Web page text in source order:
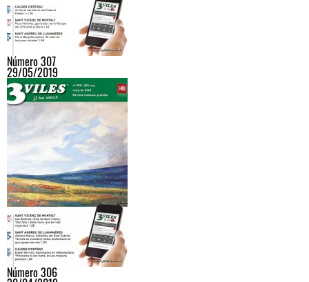
Número 307
29/05/2019
Número 306